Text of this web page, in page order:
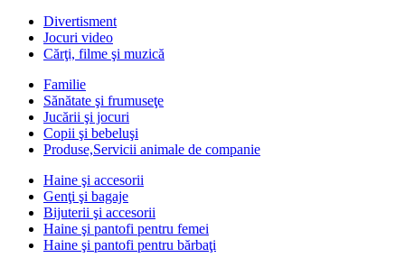
Divertisment
Jocuri video
Cărţi, filme şi muzică
Familie
Sănătate şi frumuseţe
Jucării şi jocuri
Copii şi bebeluşi
Produse,Servicii animale de companie
Haine şi accesorii
Genţi şi bagaje
Bijuterii şi accesorii
Haine şi pantofi pentru femei
Haine şi pantofi pentru bărbaţi